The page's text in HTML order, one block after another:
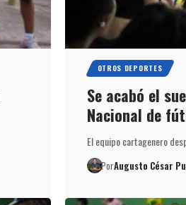
OTROS DEPORTES
Se acabó el
Nacional de
El equipo cartagenero
PorAugusto César